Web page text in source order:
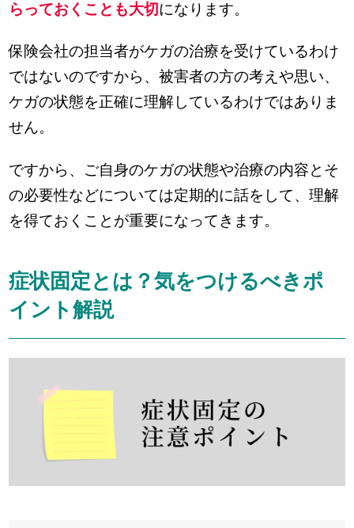
らっておくことも大切になります。
保険会社の担当者がケガの治療を受けているわけ
ではないのですから、被害者の方の考えや思い、
ケガの状態を正確に理解しているわけではありま
せん。
ですから、ご自身のケガの状態や治療の内容とそ
の必要性などについては定期的に話をして、理解
を得ておくことが重要になってきます。
症状固定とは？気をつけるべきポ
イント解説